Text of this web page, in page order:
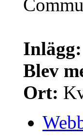
Inlägg:
Blev
Ort: